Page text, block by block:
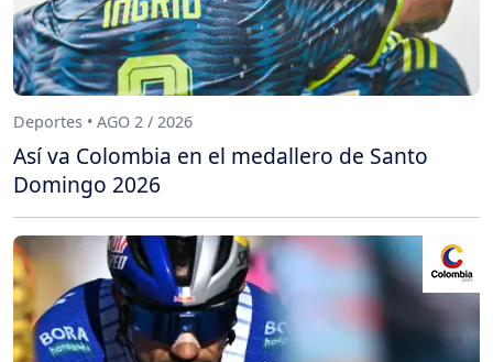
Deportes • AGO 2 / 2026
Así va Colombia en el medallero de Santo
Domingo 2026